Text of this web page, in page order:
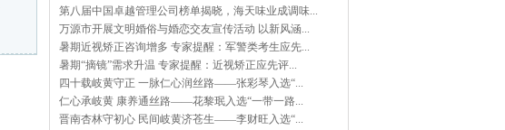
第八届中国卓越管理公司榜单揭晓，海天味业成调味...
万源市开展文明婚俗与婚恋交友宣传活动 以新风涵...
暑期近视矫正咨询增多 专家提醒：军警类考生应先...
暑期“摘镜”需求升温 专家提醒：近视矫正应先评...
四十载岐黄守正 一脉仁心润丝路——张彩琴入选“...
仁心承岐黄 康养通丝路——花黎珉入选“一带一路...
晋南杏林守初心 民间岐黄济苍生——李财旺入选“...